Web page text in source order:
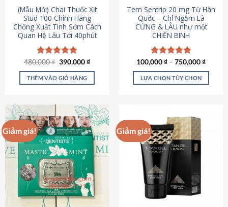
được
chọn
trên
trang
sản
phẩm
chọn
trên
trang
sản
phẩm
(Mẫu Mới) Chai Thuốc Xịt
Stud 100 Chính Hãng
Chống Xuất Tinh Sớm Cách
Quan Hệ Lâu Tới 40phút
Được xếp
hạng5.00
5 sao
480,000₫ Giá
là:
480,000 ₫.
390,000₫Giá
tại
THÊM VÀO GIỎ HÀNG
Tem Sentrip 20 mg Từ Hàn
Quốc – Chỉ Ngậm Là
CỨNG & LÂU như một
CHIẾN BINH
Được xếp
hạng5.00
5 sao
100,000₫ – 750,000₫
LỰA CHỌN TÙY CHỌN
có
nhiều
biến
tùy
chọn
có
Giảm giá! Giảm giá!